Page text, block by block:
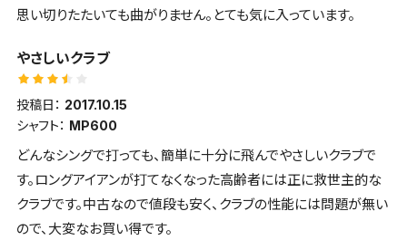
思い切りたたいても曲がりません。とても気に入っています。
やさしいクラブ
投稿日： 2017.10.15
シャフト： MP600
どんなシングで打っても、簡単に十分に飛んでやさしいクラブで
す。ロングアイアンが打てなくなった高齢者には正に救世主的な
クラブです。中古なので値段も安く、クラブの性能には問題が無い
ので、大変なお買い得です。